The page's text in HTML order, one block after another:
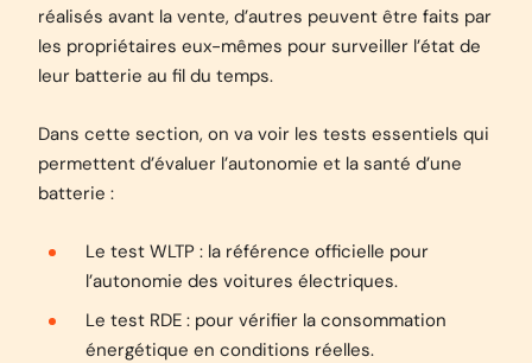
réalisés avant la vente, d’autres peuvent être faits par
les propriétaires eux-mêmes pour surveiller l’état de
leur batterie au fil du temps.
Dans cette section, on va voir les tests essentiels qui
permettent d’évaluer l’autonomie et la santé d’une
batterie :
Le test WLTP : la référence officielle pour
l’autonomie des voitures électriques.
Le test RDE : pour vérifier la consommation
énergétique en conditions réelles.